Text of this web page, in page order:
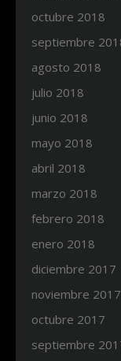
octubre 2018
septiembre
agosto 2018
julio 2018
junio 2018
mayo 2018
abril 2018
marzo 2018
febrero 2018
enero 2018
diciembre 2017
noviembre 2017
octubre 2017
septiembre